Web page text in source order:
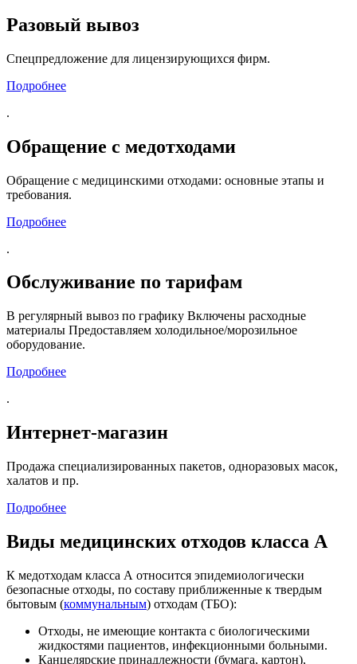
Разовый вывоз
Спецпредложение для лицензирующихся фирм.
Подробнее
.
Обращение с медотходами
Обращение с медицинскими отходами: основные этапы и
требования.
Подробнее
.
Обслуживание по тарифам
В регулярный вывоз по графику Включены расходные
материалы Предоставляем холодильное/морозильное
оборудование.
Подробнее
.
Интернет-магазин
Продажа специализированных пакетов, одноразовых масок,
халатов и пр.
Подробнее
Виды медицинских отходов класса А
К медотходам класса А относится эпидемиологически
безопасные отходы, по составу приближенные к твердым
бытовым (коммунальным) отходам (ТБО):
Отходы, не имеющие контакта с биологическими
жидкостями пациентов, инфекционными больными.
Канцелярские принадлежности (бумага, картон),